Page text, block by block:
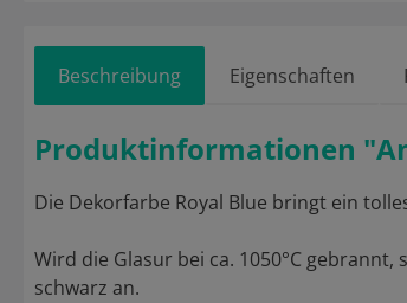
Beschreibung Eigenschaften
Produktinformationen
Die Dekorfarbe Royal Blue bringt ein
Wird die Glasur bei ca. 1050°C
schwarz an.